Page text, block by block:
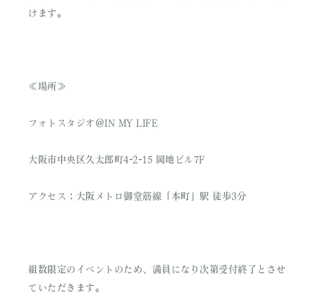
けます。
≪場所≫
フォトスタジオ＠IN MY LIFE
大阪市中央区久太郎町4-2-15 岡地ビル7F
アクセス : 大阪メトロ御堂筋線「本町」駅 徒歩3分
組数限定のイベントのため、満員になり次第受付終了とさせ
ていただきます。